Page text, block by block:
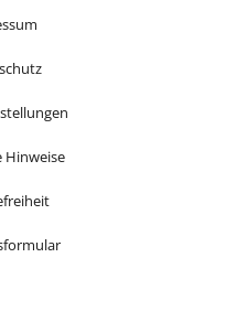
Hinweise